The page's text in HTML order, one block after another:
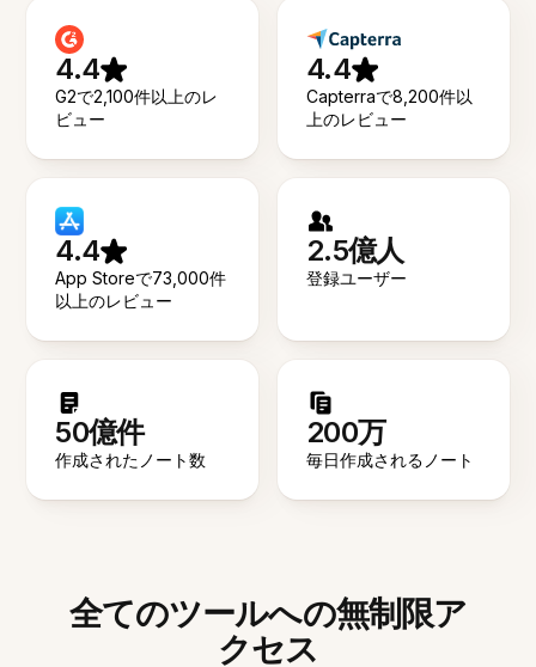
4.4
G2で2,100件以上のレ
ビュー
4.4
Capterraで8,200件以
上のレビュー
4.4
App Storeで73,000件
以上のレビュー
2.5億人
登録ユーザー
50億件
作成されたノート数
200万
毎日作成されるノート
全てのツールへの無制限ア
クセス